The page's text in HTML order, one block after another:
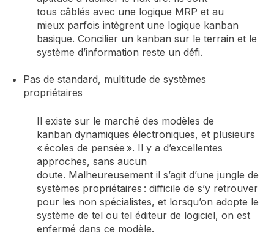
tous câblés avec une logique MRP et au
mieux parfois intègrent une logique kanban
basique. Concilier un kanban sur le terrain et le
système d’information reste un défi.
Pas de standard, multitude de systèmes
propriétaires
Il existe sur le marché des modèles de
kanban dynamiques électroniques, et plusieurs
« écoles de pensée ». Il y a d’excellentes
approches, sans aucun
doute. Malheureusement il s’agit d’une jungle de
systèmes propriétaires : difficile de s’y retrouver
pour les non spécialistes, et lorsqu’on adopte le
système de tel ou tel éditeur de logiciel, on est
enfermé dans ce modèle.